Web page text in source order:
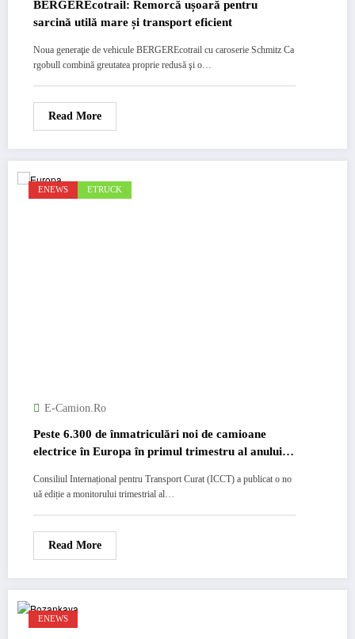
BERGEREcotrail: Remorcă ușoară pentru
sarcină utilă mare și transport eficient
Noua generaţie de vehicule BERGEREcotrail cu caroserie Schmitz Ca
rgobull combină greutatea proprie redusă şi o…
Read More
ENEWS ETRUCK
E-Camion.ro
Peste 6.300 de înmatriculări noi de camioane
electrice în Europa în primul trimestru al anului
Consiliul Internațional pentru Transport Curat (ICCT) a publicat o no
uă ediție a monitorului trimestrial al…
Read More
ENEWS